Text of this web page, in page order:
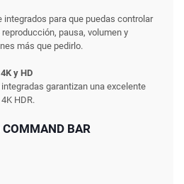
para que puedas controlar
pausa, volumen y
más que pedirlo.
y HD
garantizan una excelente
HDR.
BAR